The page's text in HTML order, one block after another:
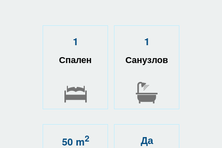
1
Спален
1
Санузлов
50 m2 Да